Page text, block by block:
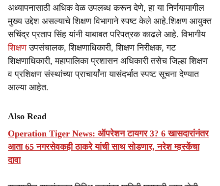
अध्यापनासाठी अधिक वेळ उपलब्ध करून देणे, हा या निर्णयामागील
मुख्य उद्देश असल्याचे शिक्षण विभागाने स्पष्ट केले आहे.शिक्षण आयुक्त
सचिंद्र प्रताप सिंह यांनी याबाबत परिपत्रक काढले आहे. विभागीय
शिक्षणउपसंचालक, शिक्षणाधिकारी, शिक्षण निरीक्षक, गट
शिक्षणाधिकारी, महापालिका प्रशासन अधिकारी तसेच जिल्हा शिक्षण
व प्रशिक्षण संस्थांच्या प्राचार्यांना यासंदर्भात स्पष्ट सूचना देण्यात
आल्या आहेत.
Also Read
Operation Tiger News: ऑपरेशन टायगर 3? 6 खासदारांनंतर
आता 65 नगरसेवकही ठाकरे यांची साथ सोडणार, नरेश म्हस्केंचा
दावा